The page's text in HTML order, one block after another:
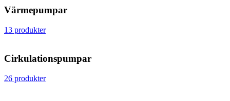
Värmepumpar
13 produkter
Cirkulationspumpar
26 produkter